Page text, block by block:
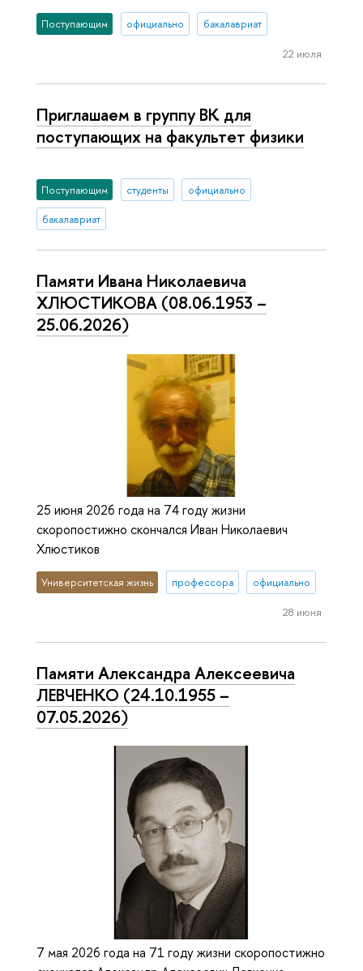
Поступающим официально бакалавриат
22 июля
Приглашаем в группу ВК для
поступающих на факультет физики
Поступающим студенты официально
бакалавриат
Памяти Ивана Николаевича
ХЛЮСТИКОВА (08.06.1953 –
25.06.2026)
25 июня 2026 года на 74 году жизни
скоропостижно скончался Иван Николаевич
Хлюстиков
Университетская жизнь профессора официально
28 июня
Памяти Александра Алексеевича
ЛЕВЧЕНКО (24.10.1955 –
07.05.2026)
7 мая 2026 года на 71 году жизни скоропостижно